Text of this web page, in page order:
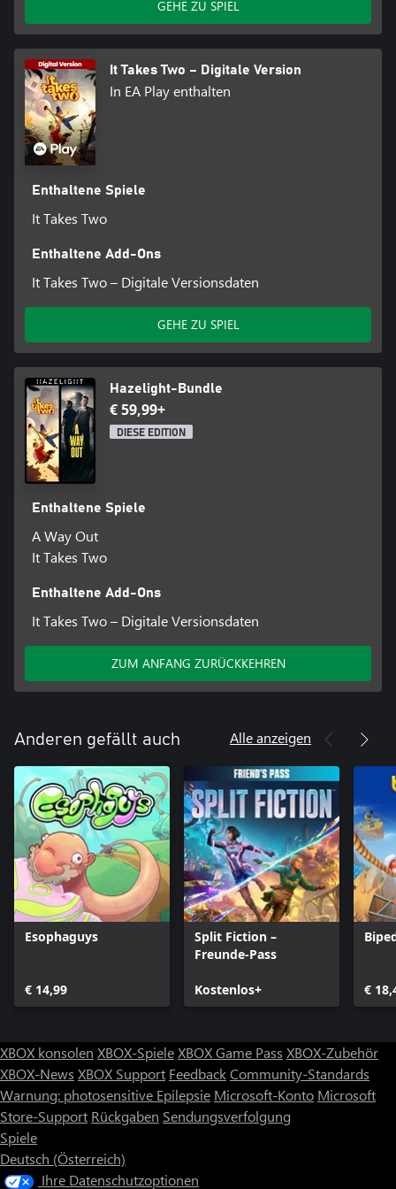
KONTO UND EINEN ONLINE-FREUND MIT A WAY OUT FÜR
DIESELBE PLATTFORM ODER INSTALLIERTEM FREUNDE-PASS
DER FREE TRIAL.
GEHE ZU SPIEL
It Takes Two – Digitale Version
In EA Play enthalten
Enthaltene Spiele
It Takes Two
Enthaltene Add-Ons
It Takes Two – Digitale Versionsdaten
GEHE ZU SPIEL
Hazelight-Bundle
€ 59,99+
DIESE EDITION
Enthaltene Spiele
A Way Out
It Takes Two
Enthaltene Add-Ons
It Takes Two – Digitale Versionsdaten
ZUM ANFANG ZURÜCKKEHREN
Anderen gefällt auch Alle anzeigen
Esophaguys
€ 14,99
Split Fiction –
Freunde-Pass
Kostenlos+ €
XBOX konsolen XBOX-SpieleXBOX Game Pass XBOX-Zubehör
XBOX-News XBOX Support FeedbackCommunity-Standards
Warnung: photosensitive Epilepsie Microsoft-Konto Microsoft
Store-Support Rückgaben Sendungsverfolgung
Spiele
Deutsch (Österreich)
Ihre Datenschutzoptionen